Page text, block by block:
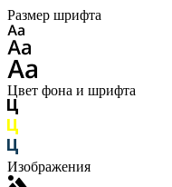
Размер шрифта
Цвет фона и шрифта
Изображения